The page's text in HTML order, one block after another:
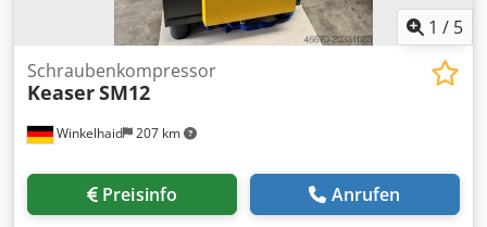
1 / 5
Winkelhaid 207 km
Schraubenkompressor
KeaserSM12
Preisinfo Anrufen